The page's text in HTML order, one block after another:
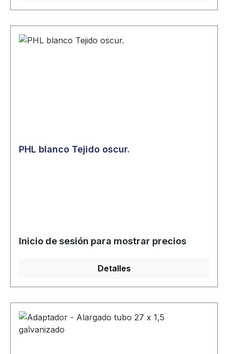
PHL blanco Tejido oscur.
Inicio de sesión para mostrar precios
Detalles